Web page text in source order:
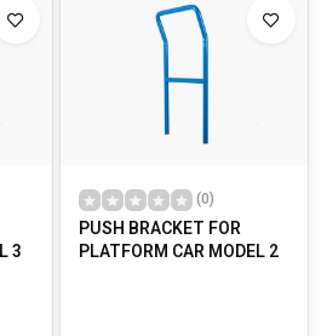
3
(0)
PUSH BRACKET FOR
PLATFORM CAR MODEL 2